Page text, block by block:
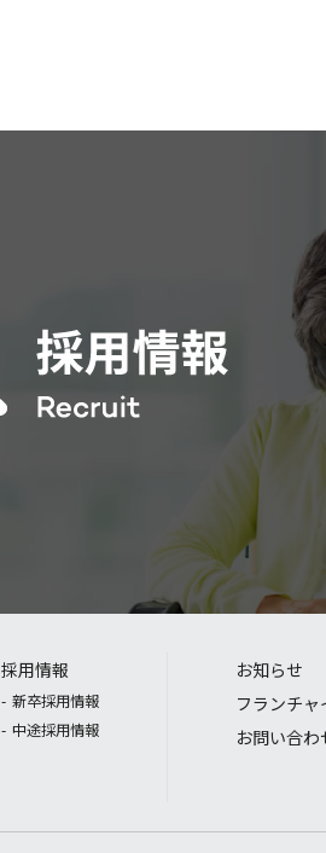
採用情報
新卒採用情報
中途採用情報
お知らせ
フランチ
お問い合わ